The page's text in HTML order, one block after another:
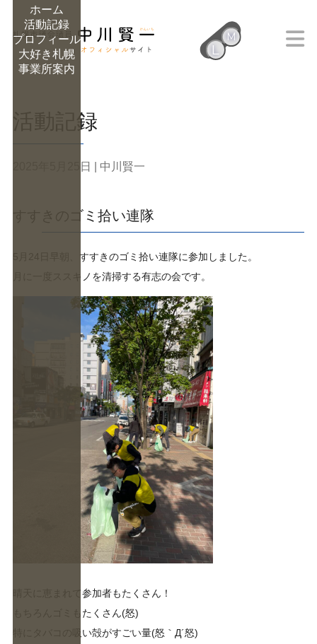
M
L
ホーム
活動記録
プロフィール
大好き札幌
事業所案内
活動記録
2025年5月25日 | 中川賢一
すすきのゴミ拾い連隊
5月24日早朝、すすきのゴミ拾い連隊に参加しました。
月に一度ススキノを清掃する有志の会です。
晴天に恵まれて参加者もたくさん！
もちろんゴミもたくさん(怒)
特にタバコの吸い殻がすごい量(怒｀Д´怒)